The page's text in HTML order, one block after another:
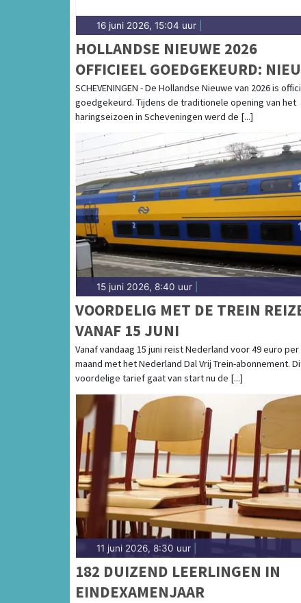
16 juni 2026, 15:04 uur
HOLLANDSE NIEUWE 2026
OFFICIEEL GOEDGEKEURD:
GENERATIE GEEFT STARTSEIN
VOOR HARINGSEIZOEN
SCHEVENINGEN - De Hollandse Nieuwe van 2026 is
goedgekeurd. Tijdens de traditionele opening van het
haringseizoen in Scheveningen werd de [...]
15 juni 2026, 8:40 uur
VOORDELIG MET DE TREIN
VANAF 15 JUNI
Vanaf vandaag 15 juni reist Nederland voor 49 euro per
maand met het Nederland Dal Vrij Trein-abonnement.
voordelige tarief gaat van start nu de [...]
11 juni 2026, 8:30 uur
182 DUIZEND LEERLINGEN IN
EINDEXAMENJAAR